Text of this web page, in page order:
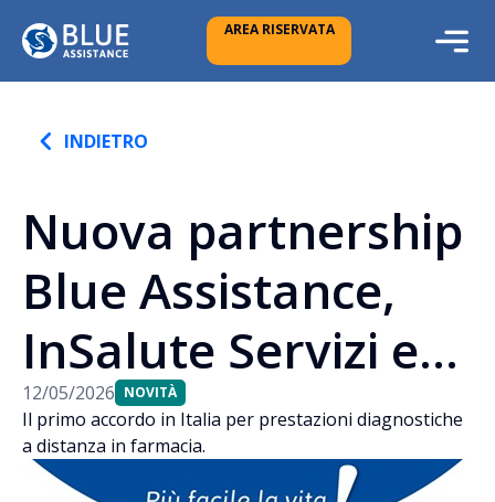
AREA RISERVATA
INDIETRO
Nuova partnership
Blue Assistance,
InSalute Servizi e
MedEA
12/05/2026 NOVITÀ
Il primo accordo in Italia per prestazioni diagnostiche
a distanza in farmacia.